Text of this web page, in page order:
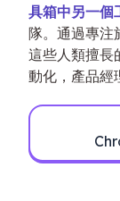
具箱中另一個
隊。通過專
這些人類擅
動化，產品經